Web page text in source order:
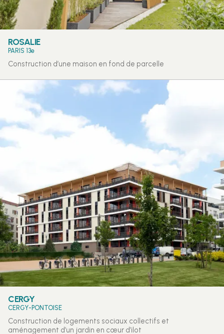
ROSALIE
PARIS 13e
Construction d’une maison en fond de parcelle
CERGY
CERGY-PONTOISE
Construction de logements sociaux collectifs et
aménagement d’un jardin en cœur d’ilot